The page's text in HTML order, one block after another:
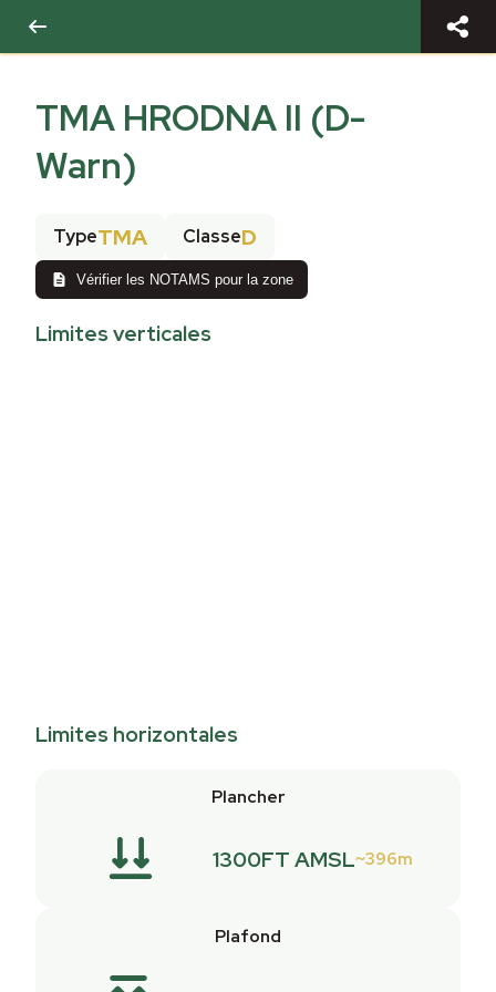
TMA HRODNA II (D-
Warn)
TypeTMA ClasseD
Vérifier les NOTAMS pour la zone
Limites verticales
Limites horizontales
Plancher
1300FT AMSL 396m
Plafond